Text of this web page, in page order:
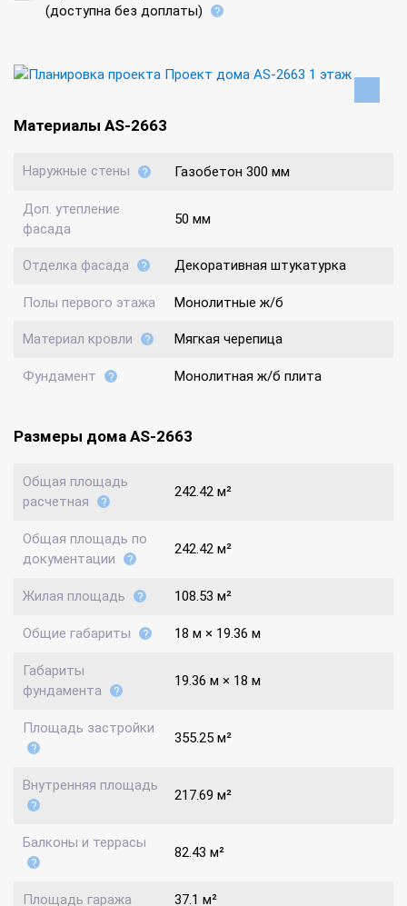
(доступна без доплаты)
Материалы AS-2663
Наружные стены Газобетон 300 мм
Доп. утепление
фасада
50 мм
Отделка фасада Декоративная штукатурка
Полы первого этажа Монолитные ж/б
Материал кровли Мягкая черепица
Фундамент Монолитная ж/б плита
Размеры дома AS-2663
Общая площадь
расчетная
242.42 м²
Общая площадь по
документации
242.42 м²
Жилая площадь 108.53 м²
Общие габариты 18 м × 19.36 м
Габариты
фундамента
19.36 м × 18 м
Площадь застройки
355.25 м²
Внутренняя площадь
217.69 м²
Балконы и террасы
82.43 м²
Площадь гаража 37.1 м²